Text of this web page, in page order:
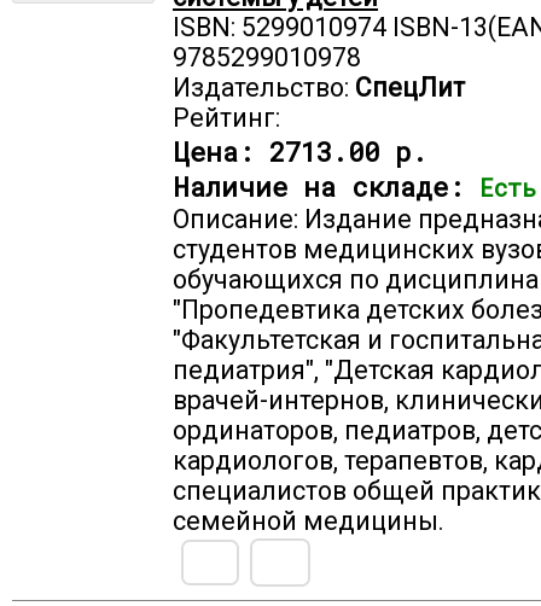
ISBN: 5299010974 ISBN-
9785299010978
Издательство: СпецЛит
Рейтинг:
Цена: 2713.00 р.
Наличие на складе:
Описание: Издание
студентов медицинских
обучающихся по
"Пропедевтика детских
"Факультетская и
педиатрия", "Детская
врачей-интернов,
ординаторов, педиатров,
кардиологов, терапевтов,
специалистов общей
семейной медицины.